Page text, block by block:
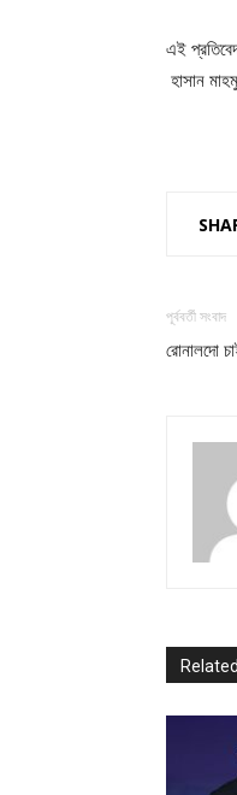
এই
হাসান
পূর্ববর্তী সংবাদ
রোনালদো
Related